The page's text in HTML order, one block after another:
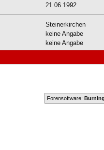
21.06.1992
Steinerkirchen
keine Angabe
keine Angabe
Forensoftware: